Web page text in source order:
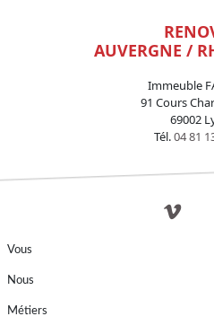
AUVERGNE /
Immeuble
91 Cours
69002
Tél.04 81
Vous
Nous
Métiers